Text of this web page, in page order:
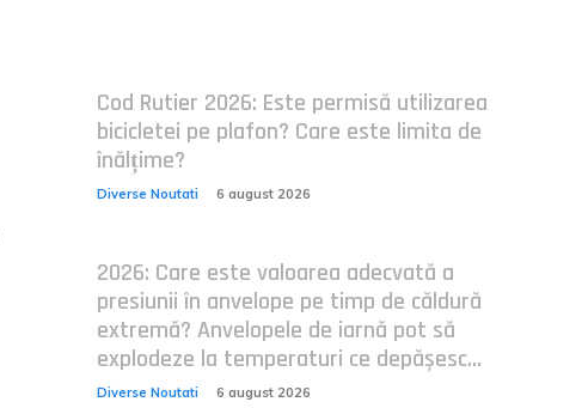
Cod Rutier 2026: Este permisă utilizarea
bicicletei pe plafon? Care este limita de
înălțime?
Diverse Noutati 6 august 2026
2026: Care este valoarea adecvată a
presiunii în anvelope pe timp de căldură
extremă? Anvelopele de iarnă pot să
explodeze la temperaturi ce depășesc...
Diverse Noutati 6 august 2026